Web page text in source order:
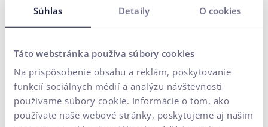
Súhlas Detaily O cookies
Táto webstránka používa súbory cookies
Na prispôsobenie obsahu a reklám, poskytovanie
funkcií sociálnych médií a analýzu návštevnosti
používame súbory cookie. Informácie o tom, ako
používate naše webové stránky, poskytujeme aj našim
prinášame merateľné výsledky cez performance marketing.
Vďaka tomu získate partnera, ktorý dokáže pokryť celý
digitálny ekosystém vášho biznisu – od prvého kontaktu so
značkou až po konverziu.
ZAČNITE RÁSŤ S NAMI